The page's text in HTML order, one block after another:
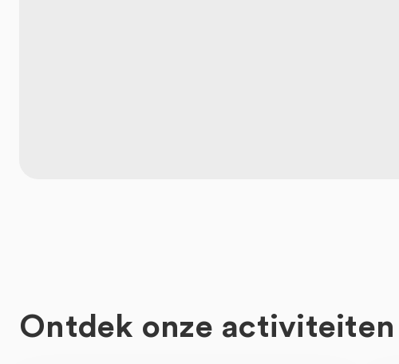
Ontdek onze activiteiten